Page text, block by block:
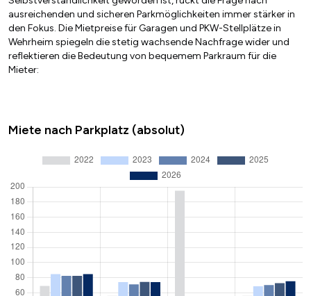
ausreichenden und sicheren Parkmöglichkeiten immer stärker in
den Fokus. Die Mietpreise für Garagen und PKW-Stellplätze in
Wehrheim spiegeln die stetig wachsende Nachfrage wider und
reflektieren die Bedeutung von bequemem Parkraum für die
Mieter:
Miete nach Parkplatz (absolut)